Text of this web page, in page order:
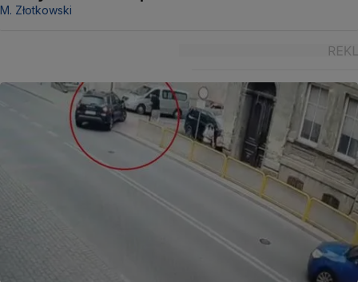
M. Złotkowski